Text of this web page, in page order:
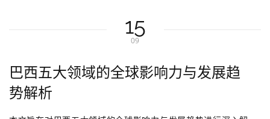
15
09
巴西五大领域的全球影响力与发展趋
势解析